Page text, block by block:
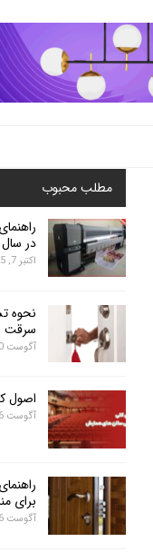
مطلب محبوب
در سال 1404
اکتبر 7, 2025
نحوه
سرقت
آگوست 10, 2025
اصول
آگوست 6, 2025
برای
آگوست 6, 2025